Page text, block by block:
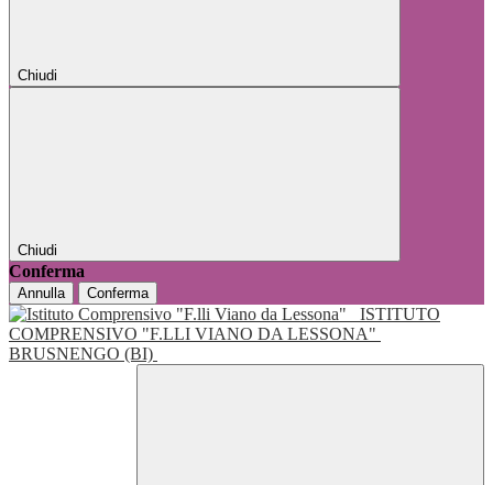
Chiudi
Chiudi
Conferma
Annulla Conferma
ISTITUTO
COMPRENSIVO "F.LLI VIANO DA LESSONA"
BRUSNENGO (BI)